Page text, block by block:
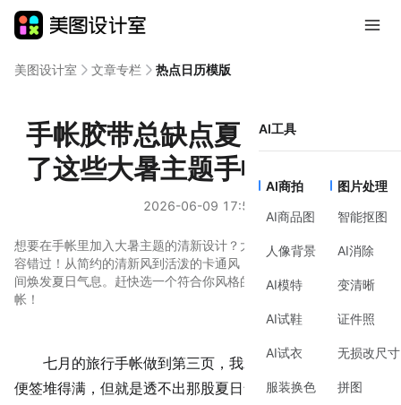
AI工具
AI商拍
AI商品图
人像背景
AI模特
AI试鞋
AI试衣
服装换色
图片处理
智能抠图
AI消除
变清晰
证件照
无损改尺寸
拼图
美图设计室 文章专栏 热点日历模版
手帐胶带总缺点夏日感，我试
了这些大暑主题手帐贴纸素材
2026-06-09 17:56
想要在手帐里加入大暑主题的清新设计？大暑主题手帐贴纸素材不
容错过！从简约的清新风到活泼的卡通风，这些设计让你的手帐瞬
间焕发夏日气息。赶快选一个符合你风格的素材，打造个性化的手
帐！
七月的旅行手帐做到第三页，我发现一个问题：胶带和
便签堆得满，但就是透不出那股夏日气息。不是颜色太闷，